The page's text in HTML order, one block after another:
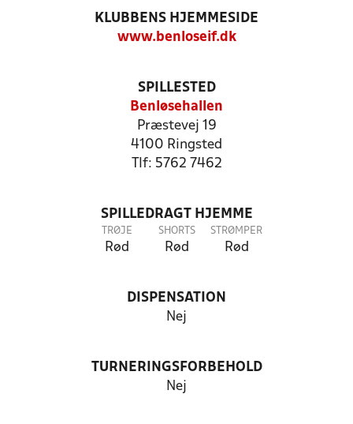
KLUBBENS HJEMMESIDE
www.benloseif.dk
SPILLESTED
Benløsehallen
Præstevej 19
4100 Ringsted
Tlf: 5762 7462
SPILLEDRAGT HJEMME
TRØJE
Rød
SHORTS
Rød
STRØMPER
Rød
DISPENSATION
Nej
TURNERINGSFORBEHOLD
Nej